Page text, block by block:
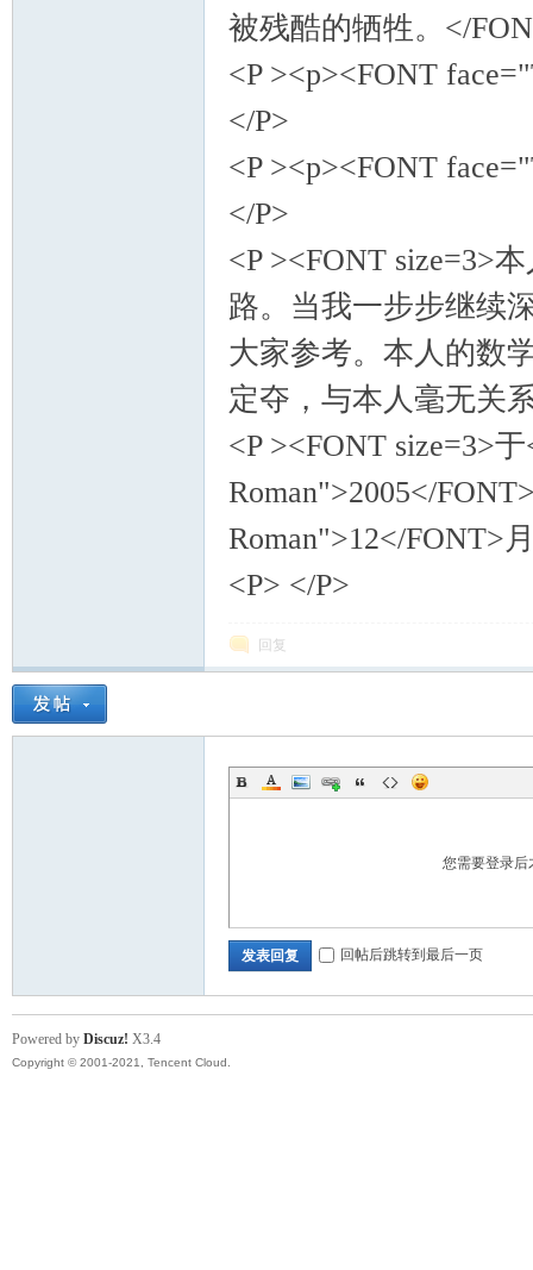
被残酷的牺牲。</
<P ><p><FONT
</P>
<P ><p><FONT
</P>
<P ><FONT size=3>
路。当我一步步继续
大家参考。本人的数
定夺，与本人毫无关
<P ><FONT size=3>
Roman">2005</
Roman">12</FONT>
<P> </P>
回复
您需要登录
发表回复 回帖后跳转到最后一页
Powered by Discuz! X3.4
Copyright © 2001-2021, Tencent Cloud.